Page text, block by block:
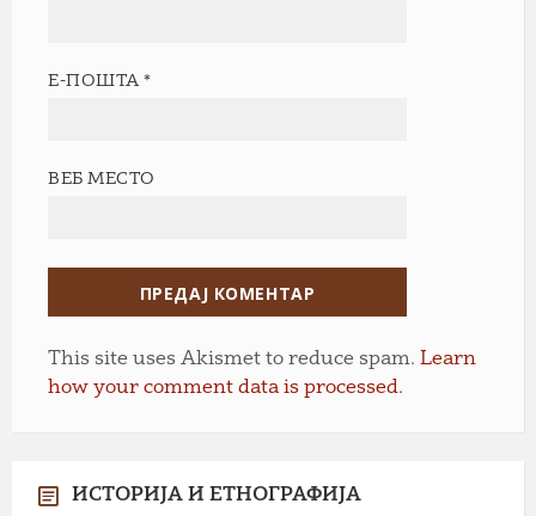
Е-ПОШТА*
ВЕБ МЕСТО
This site uses Akismet to reduce spam. Learn
how your comment data is processed.
ИСТОРИЈА И ЕТНОГРАФИЈА